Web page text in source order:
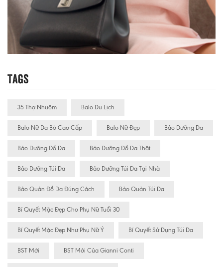
Tags
35 Thợ Nhuộm Balo Du Lịch
Balo Nữ Da Bò Cao Cấp Balo Nữ Đẹp Bảo Dưỡng Da
Bảo Dưỡng Đồ Da Bảo Dưỡng Đồ Da Thật
Bảo Dưỡng Túi Da Bảo Dưỡng Túi Da Tại Nhà
Bảo Quản Đồ Da Đúng Cách Bảo Quản Túi Da
Bí Quyết Mặc Đẹp Cho Phụ Nữ Tuổi 30
Bí Quyết Mặc Đẹp Như Phụ Nữ Ý Bí Quyết Sử Dụng Túi Da
BST Mới BST Mới Của Gianni Conti